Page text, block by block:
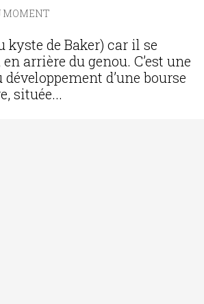
MOMENT
kyste de Baker) car il se
arrière du genou. C’est une
d’une bourse
située...